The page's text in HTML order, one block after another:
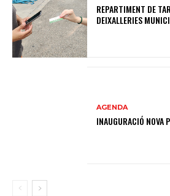
REPARTIMENT DE
DEIXALLERIES
AGENDA
INAUGURACIÓ NOVA